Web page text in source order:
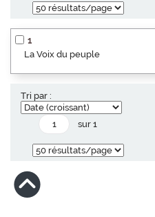
1
La Voix du peuple
Tri par :
sur 1